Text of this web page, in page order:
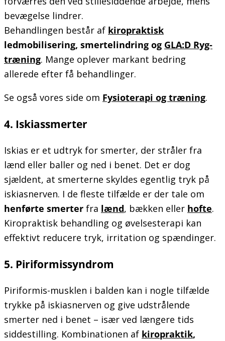
bevægelse lindrer.
Behandlingen består af kiropraktisk
ledmobilisering, smertelindring og GLA:D Ryg-
træning. Mange oplever markant bedring
allerede efter få behandlinger.
Se også vores side om Fysioterapi og træning.
4. Iskiassmerter
Iskias er et udtryk for smerter, der stråler fra
lænd eller baller og ned i benet. Det er dog
sjældent, at smerterne skyldes egentlig tryk på
iskiasnerven. I de fleste tilfælde er der tale om
henførte smerter fra lænd, bækken eller hofte.
Kiropraktisk behandling og øvelsesterapi kan
effektivt reducere tryk, irritation og spændinger.
5. Piriformissyndrom
Piriformis-musklen i balden kan i nogle tilfælde
trykke på iskiasnerven og give udstrålende
smerter ned i benet – især ved længere tids
siddestilling. Kombinationen af kiropraktik,